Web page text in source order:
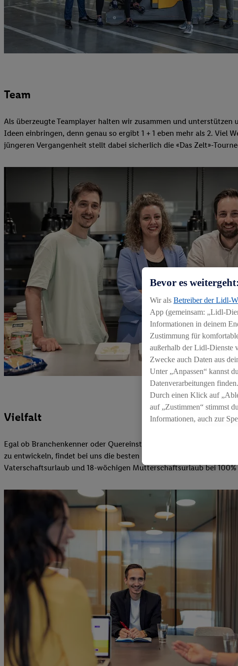
Team
Als überzeugte Teamplayer halten wir zusammen und
Ideen einbringen, denn genau so ergibt 1 + 1 eben mehr als 2.
jüngeren Vergangenheit stellt dabei sicherlich die «Das Zelt»-
Vielfalt
Egal ob Branchenkenner oder Quereinsteiger. Ob passionierte
zu entwickeln, findet bei uns die besten Möglichkeiten, sich zu
Vaterschaftsurlaub und 18-wöchigen Mutterschaftsurlaub bei
Bevor es
Wir als Betreiber der Lidl-
App (gemeinsam: „Lidl-
Informationen in deinem
Zustimmung für
außerhalb der Lidl-Dienste
Zwecke auch Daten aus
Unter „Anpassen“ kannst
Datenverarbeitungen finden.
Durch einen Klick auf
auf „Zustimmen“ stimmst
Informationen, auch zur